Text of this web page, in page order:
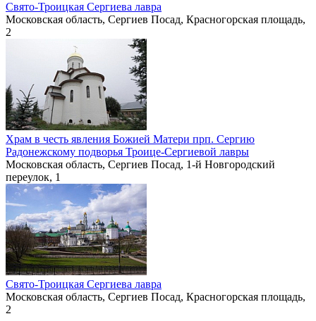
Свято-Троицкая Сергиева лавра
Московская область, Сергиев Посад, Красногорская площадь,
2
Храм в честь явления Божией Матери прп. Сергию
Радонежскому подворья Троице-Сергиевой лавры
Московская область, Сергиев Посад, 1-й Новгородский
переулок, 1
Свято-Троицкая Сергиева лавра
Московская область, Сергиев Посад, Красногорская площадь,
2